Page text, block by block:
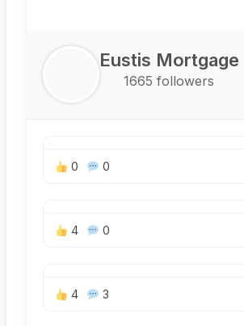
Eustis Mortgage
1665 followers
0 0
4 0
4 3